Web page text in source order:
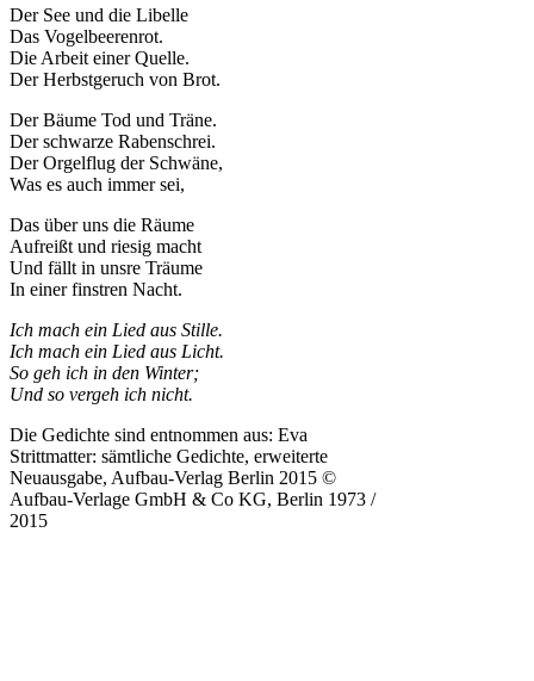
Der See und die Libelle
Das Vogelbeerenrot.
Die Arbeit einer Quelle.
Der Herbstgeruch von Brot.
Der Bäume Tod und Träne.
Der schwarze Rabenschrei.
Der Orgelflug der Schwäne,
Was es auch immer sei,
Das über uns die Räume
Aufreißt und riesig macht
Und fällt in unsre Träume
In einer finstren Nacht.
Ich mach ein Lied aus Stille.
Ich mach ein Lied aus Licht.
So geh ich in den Winter;
Und so vergeh ich nicht.
Die Gedichte sind entnommen aus: Eva
Strittmatter: sämtliche Gedichte, erweiterte
Neuausgabe, Aufbau-Verlag Berlin 2015 ©
Aufbau-Verlage GmbH & Co KG, Berlin 1973 /
2015